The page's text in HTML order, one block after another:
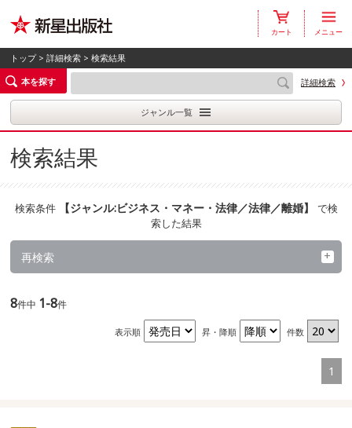
カート メニュー
トップ>詳細検索 > 検索結果
本を探す
詳細検索
ジャンル一覧
検索結果
検索条件【ジャンル:ビジネス・マネー・法律／法律／離婚】 で検
索した結果
再検索
8件中 1-8件
表示順 昇・降順 件数
1